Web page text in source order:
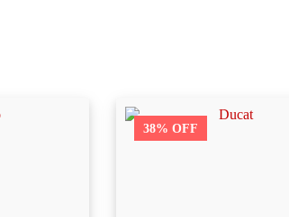
38% OFF